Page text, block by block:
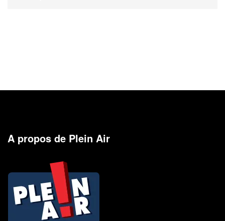
A propos de Plein Air